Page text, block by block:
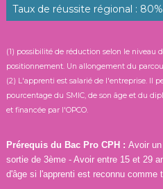
e
a
u
t
d
e
-
Taux de réussite régional : 80%
(1) possibilité de réduction selon le niveau
positionnement. Un allongement du
(2) L'apprenti est salarié de l'entreprise. Il
pourcentage du SMIC, de son âge et du
et financée par l'OPCO.
Prérequis du Bac Pro CPH : Avoir
sortie de 3ème - Avoir entre 15 et 29
d'âge si l'apprenti est reconnu comme